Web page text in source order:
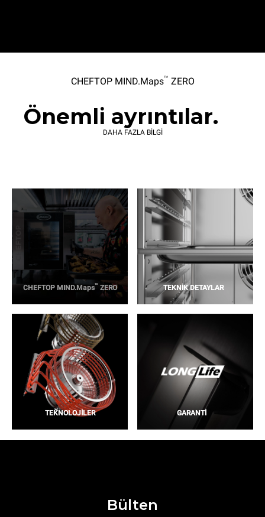
CHEFTOP MIND.Maps™ ZERO
Önemli ayrıntılar.
DAHA FAZLA BİLGİ
CHEFTOP MIND.Maps™ZERO TEKNİK DETAYLAR
TEKNOLOJİLER GARANTİ
Bülten